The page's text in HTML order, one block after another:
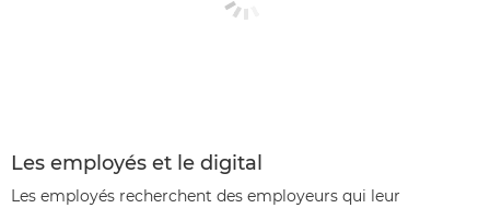
Les employés et le digital
Les employés recherchent des employeurs qui leur